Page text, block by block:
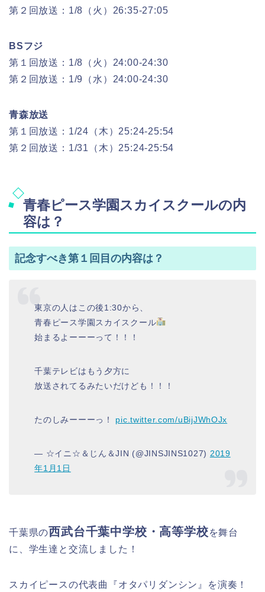
第２回放送：1/8（火）26:35-27:05
BSフジ
第１回放送：1/8（火）24:00-24:30
第２回放送：1/9（水）24:00-24:30
青森放送
第１回放送：1/24（木）25:24-25:54
第２回放送：1/31（木）25:24-25:54
青春ピース学園スカイスクールの内
容は？
記念すべき第１回目の内容は？
東京の人はこの後1:30から、
青春ピース学園スカイスクール
始まるよーーーって！！！
千葉テレビはもう夕方に
放送されてるみたいだけども！！！
たのしみーーーっ！ pic.twitter.com/uBijJWhOJx
— ☆イニ☆＆じん＆JIN (@JINSJINS1027) 2019
年1月1日
千葉県の西武台千葉中学校・高等学校を舞台
に、学生達と交流しました！
スカイピースの代表曲『オタパリダンシン』を演奏！